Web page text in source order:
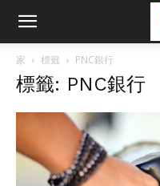
家 標籤 PNC銀行
標籤: PNC銀行